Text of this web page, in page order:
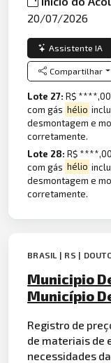
20/07/2026
Assistente IA
Compartilhar
Lote 27:R$
com gás hélio
desmontagem e
corretamente.
Lote 28:R$
com gás hélio
desmontagem e
corretamente.
BRASIL | RS |
Municipio
Município
Registro de
de materiais de
necessidades